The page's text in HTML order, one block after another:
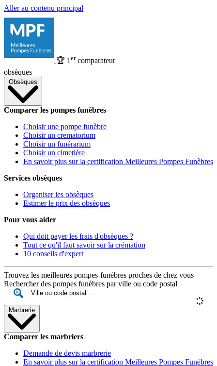
Aller au contenu principal
🏆 1 ercomparateur
obsèques
Obsèques
Comparer les pompes funèbres
Choisir une pompe funèbre
Choisir un crematorium
Choisir un funérarium
Choisir un cimetière
En savoir plus sur la certification Meilleures Pompes Funèbres
Services obsèques
Organiser les obsèques
Estimer le prix des obsèques
Pour vous aider
Qui doit payer les frais d'obsèques ?
Tout ce qu'il faut savoir sur la crémation
10 conseils d'expert
Trouvez les meilleures pompes-funèbres proches de chez vous
Rechercher des pompes funèbres par ville ou code postal
Marbrerie
Comparer les marbriers
Demande de devis marbrerie
En savoir plus sur la certification Meilleures Pompes Funèbres